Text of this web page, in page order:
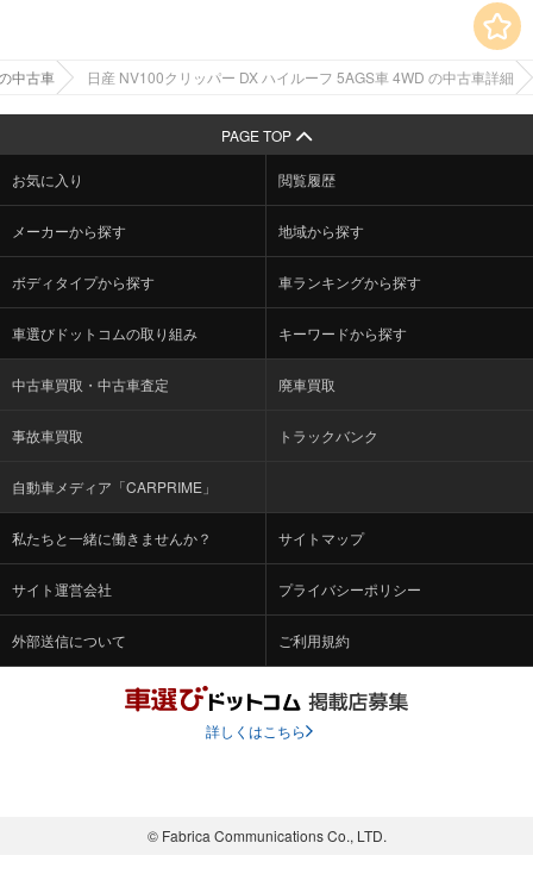
中古車 日産 NV100クリッパー DX ハイルーフ 5AGS車 4WD の中古車詳細
PAGE TOP
お気に入り 閲覧履歴
メーカーから探す 地域から探す
ボディタイプから探す 車ランキングから探す
車選びドットコムの取り組み キーワードから探す
中古車買取・中古車査定 廃車買取
事故車買取 トラックバンク
自動車メディア「CARPRIME」
私たちと一緒に働きませんか？ サイトマップ
サイト運営会社 プライバシーポリシー
外部送信について ご利用規約
詳しくはこちら
© Fabrica Communications Co., LTD.